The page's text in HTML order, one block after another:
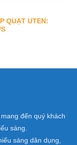
QUẠT UTEN:
đến quý khách
sáng.
sáng dân dụng,